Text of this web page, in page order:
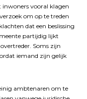
vooral klagen
om op te treden
dat een beslissing
partijdig lijkt
Soms zijn
iemand zijn gelijk
ambtenaren om te